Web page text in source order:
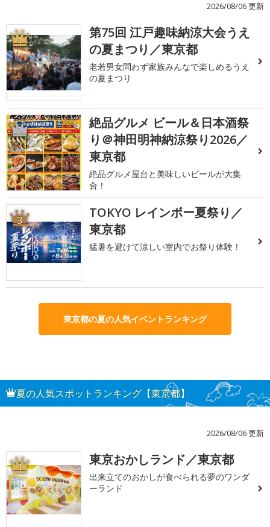
2026/08/06 更新
1
第75回 江戸趣味納涼大会うえ
の夏まつり／東京都
老若男女問わず家族みんなで楽しめるうえ
の夏まつり
2
絶品グルメ ビール＆日本酒祭
り＠神田明神納涼祭り2026／
東京都
絶品グルメ屋台と美味しいビールが大集
合！
3
TOKYO レインボー夏祭り／
東京都
猛暑を避けて涼しい室内でお祭り体験！
東京都の夏の人気イベントランキング
夏の人気スポットランキング【東京都】
2026/08/06 更新
1 東京おかしランド／東京都
出来立てのおかしが食べられる夢のワンダ
ーランド